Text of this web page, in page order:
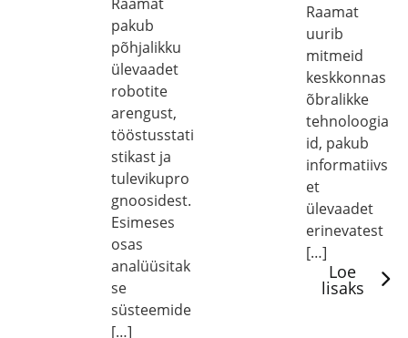
pakub
põhjalikku
ülevaadet
robotite
arengust,
tööstusstati
stikast ja
tulevikupro
gnoosidest.
Esimeses
osas
analüüsitak
se
süsteemide
[…]
Raamat
uurib
mitmeid
keskkonnas
õbralikke
tehnoloogia
id, pakub
informatiivs
et
ülevaadet
erinevatest
[…]
Loe
lisaks